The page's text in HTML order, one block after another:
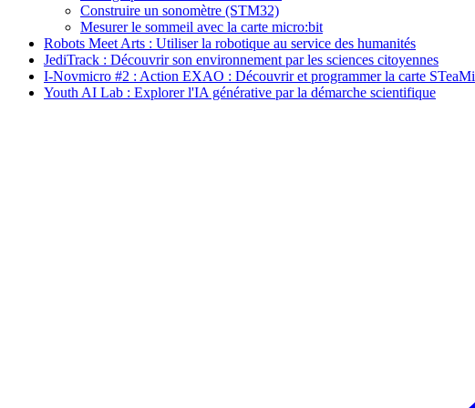
Construire un sonomètre (STM32)
Mesurer le sommeil avec la carte micro:bit
Robots Meet Arts : Utiliser la robotique au service des humanités
JediTrack : Découvrir son environnement par les sciences citoyennes
I-Novmicro #2 : Action EXAO : Découvrir et programmer la carte STeaMi
Youth AI Lab : Explorer l'IA générative par la démarche scientifique